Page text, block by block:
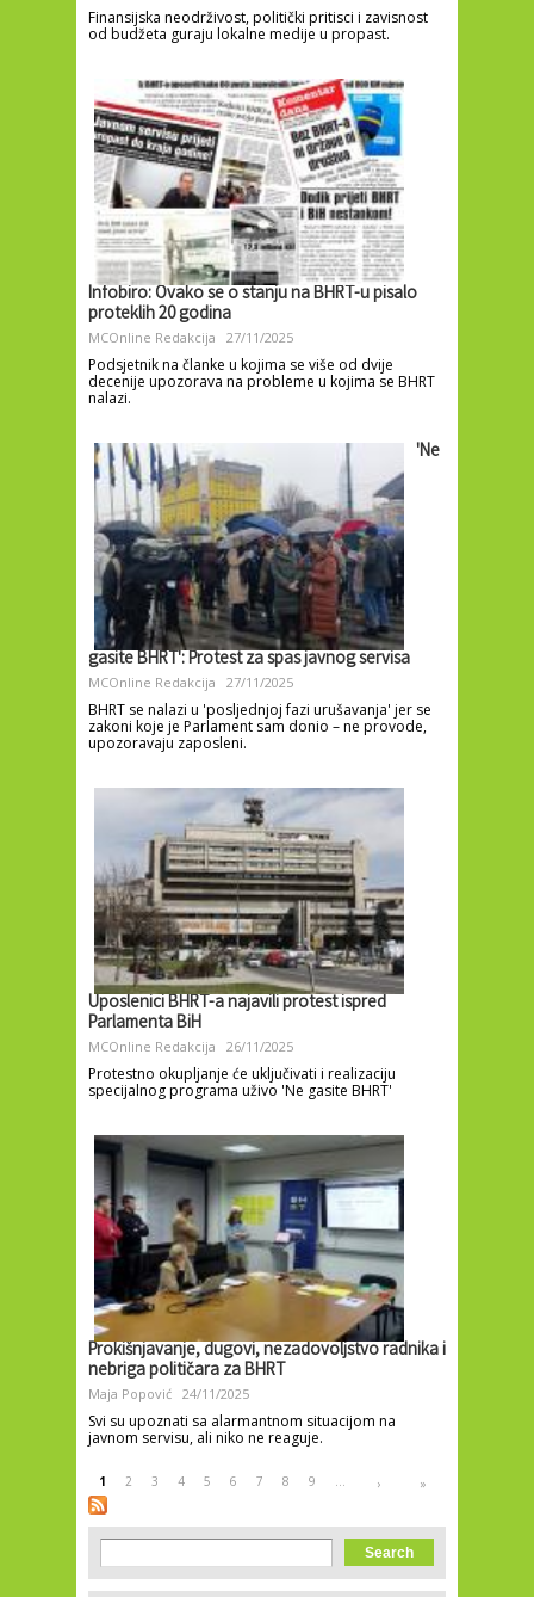
Finansijska neodrživost, politički pritisci i zavisnost
od budžeta guraju lokalne medije u propast.
Infobiro: Ovako se o stanju na BHRT-u pisalo
proteklih 20 godina
MCOnline Redakcija 27/11/2025
Podsjetnik na članke u kojima se više od dvije
decenije upozorava na probleme u kojima se BHRT
nalazi.
'Ne
gasite BHRT': Protest za spas javnog servisa
MCOnline Redakcija 27/11/2025
BHRT se nalazi u 'posljednjoj fazi urušavanja' jer se
zakoni koje je Parlament sam donio – ne provode,
upozoravaju zaposleni.
Uposlenici BHRT-a najavili protest ispred
Parlamenta BiH
MCOnline Redakcija 26/11/2025
Protestno okupljanje će uključivati i realizaciju
specijalnog programa uživo 'Ne gasite BHRT'
Prokišnjavanje, dugovi, nezadovoljstvo radnika i
nebriga političara za BHRT
Maja Popović 24/11/2025
Svi su upoznati sa alarmantnom situacijom na
javnom servisu, ali niko ne reaguje.
Pages
1 2 3 4 5 6 7 8 9 … › »
Search form
Search